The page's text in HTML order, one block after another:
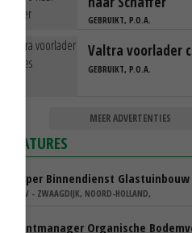
GEBRUIKT, P.O.A.
Valtra voorlader
GEBRUIKT, P.O.A.
MEER ADVERTENTIES
VACATURES
Verkoper Binnendienst Glastuinbouw
KARO BV - ZWAAGDIJK, NOORD-HOLLAND,
Accountmanager Organische